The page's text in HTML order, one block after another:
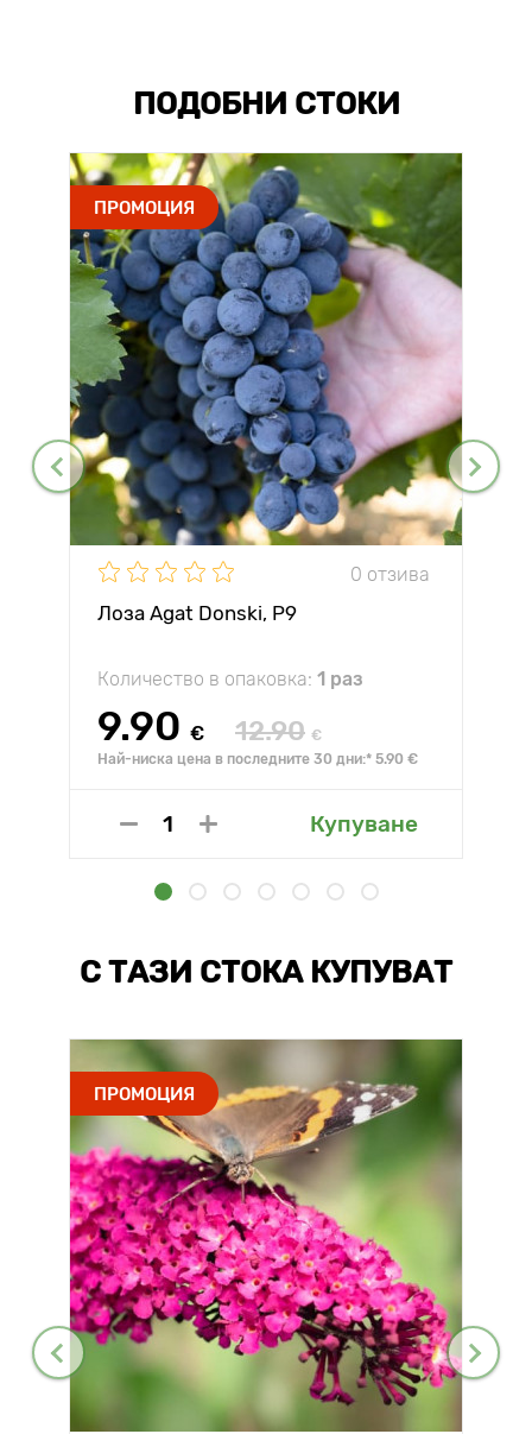
ПОДОБНИ СТОКИ
ПРОМОЦИЯ
0 отзива
Лоза Agat Donski, Р9
Количество в опаковка: 1 раз
9.90 € 12.90 €
Най-ниска цена в последните 30 дни:* 5.90 €
Купуване
С ТАЗИ СТОКА КУПУВАТ
ПРОМОЦИЯ